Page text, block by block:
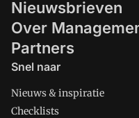
Nieuwsbrieven
Over
Partners
Snel naar
Nieuws & inspiratie
Checklists